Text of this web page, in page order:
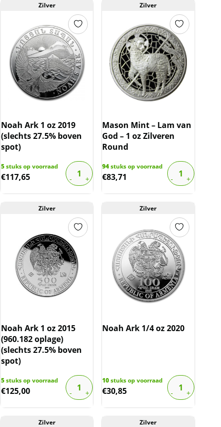
Zilver
Noah Ark 1 oz 2019
(slechts 27.5% boven
spot)
5stuks op voorraad
€117,65
Zilver
Mason Mint – Lam van
God – 1 oz Zilveren
Round
94stuks op voorraad
€83,71
Zilver
Noah Ark 1 oz 2015
(960.182 oplage)
(slechts 27.5% boven
spot)
5stuks op voorraad
€125,00
Zilver
Noah Ark 1/4 oz 2020
10stuks op voorraad
€30,85
Zilver Zilver